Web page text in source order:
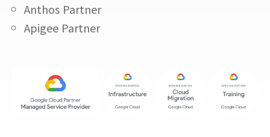
Anthos Partner
Apigee Partner